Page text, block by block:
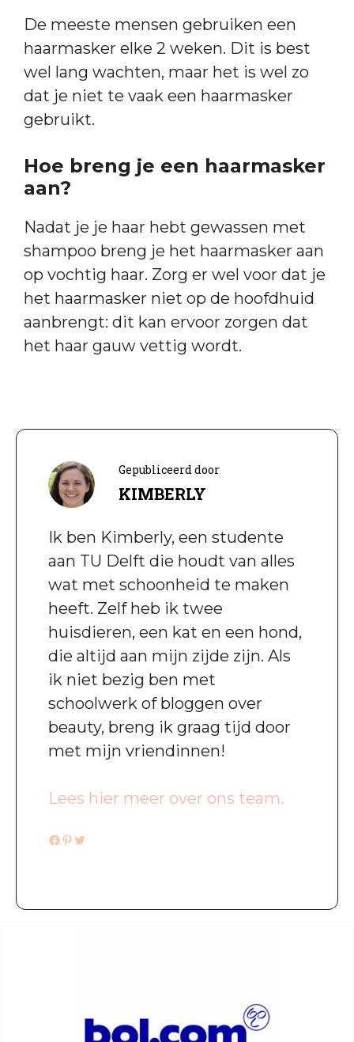
De meeste mensen gebruiken een
haarmasker elke 2 weken. Dit is best
wel lang wachten, maar het is wel zo
dat je niet te vaak een haarmasker
gebruikt.
Hoe breng je een haarmasker
aan?
Nadat je je haar hebt gewassen met
shampoo breng je het haarmasker aan
op vochtig haar. Zorg er wel voor dat je
het haarmasker niet op de hoofdhuid
aanbrengt: dit kan ervoor zorgen dat
het haar gauw vettig wordt.
Gepubliceerd door
KIMBERLY
Ik ben Kimberly, een studente
aan TU Delft die houdt van alles
wat met schoonheid te maken
heeft. Zelf heb ik twee
huisdieren, een kat en een hond,
die altijd aan mijn zijde zijn. Als
ik niet bezig ben met
schoolwerk of bloggen over
beauty, breng ik graag tijd door
met mijn vriendinnen!
Lees hier meer over ons team.
Facebook
Pinterest
Twitter